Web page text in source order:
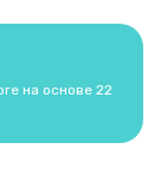
на основе 22